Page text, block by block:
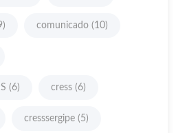
comunicado (10)
(6) cress (6)
cresssergipe (5)